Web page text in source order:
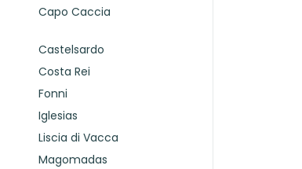
Capo Caccia
Castelsardo
Costa Rei
Fonni
Iglesias
Liscia di Vacca
Magomadas